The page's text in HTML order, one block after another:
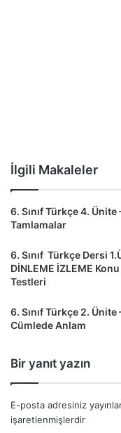
İlgili Makaleler
6. Sınıf Türkçe 4. Ünite
Tamlamalar
6. Sınıf Türkçe Dersi
DİNLEME İZLEME Konu
Testleri
6. Sınıf Türkçe 2. Ünite
Cümlede Anlam
Bir yanıt yazın
E-posta adresiniz
işaretlenmişlerdir